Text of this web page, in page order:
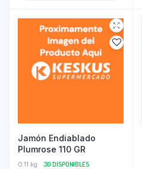
Jamón Endiablado
Plumrose 110 GR
0.11 kg 30 DISPONIBLES